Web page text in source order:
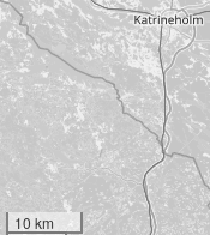
10 km